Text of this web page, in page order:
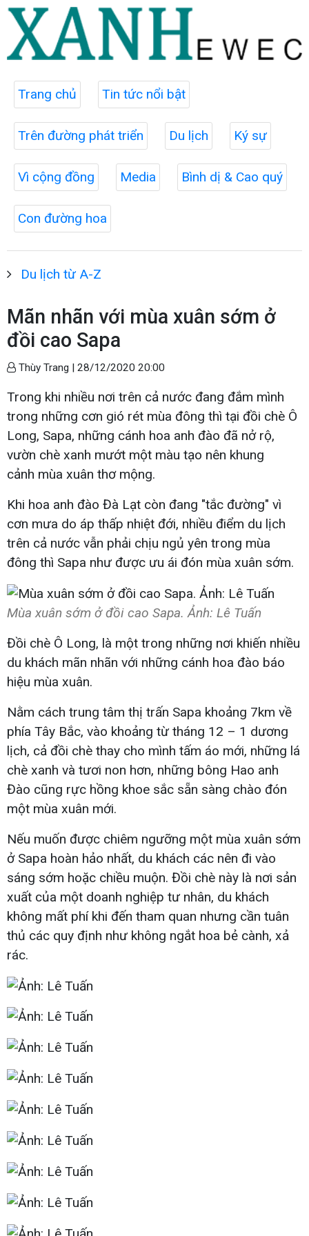
Trang chủ Tin tức nổi bật
Trên đường phát triển Du lịch Ký sự
Vì cộng đồng Media Bình dị & Cao quý
Con đường hoa
Du lịch từ A-Z
Mãn nhãn với mùa xuân sớm ở
đồi cao Sapa
Thùy Trang | 28/12/2020 20:00
Trong khi nhiều nơi trên cả nước đang đắm mình
trong những cơn gió rét mùa đông thì tại đồi chè Ô
Long, Sapa, những cánh hoa anh đào đã nở rộ,
vườn chè xanh mướt một màu tạo nên khung
cảnh mùa xuân thơ mộng.
Khi hoa anh đào Đà Lạt còn đang "tắc đường" vì
cơn mưa do áp thấp nhiệt đới, nhiều điểm du lịch
trên cả nước vẫn phải chịu ngủ yên trong mùa
đông thì Sapa như được ưu ái đón mùa xuân sớm.
Mùa xuân sớm ở đồi cao Sapa. Ảnh: Lê Tuấn
Đồi chè Ô Long, là một trong những nơi khiến nhiều
du khách mãn nhãn với những cánh hoa đào báo
hiệu mùa xuân.
Nằm cách trung tâm thị trấn Sapa khoảng 7km về
phía Tây Bắc, vào khoảng từ tháng 12 – 1 dương
lịch, cả đồi chè thay cho mình tấm áo mới, những lá
chè xanh và tươi non hơn, những bông Hao anh
Đào cũng rực hồng khoe sắc sẵn sàng chào đón
một mùa xuân mới.
Nếu muốn được chiêm ngưỡng một mùa xuân sớm
ở Sapa hoàn hảo nhất, du khách các nên đi vào
sáng sớm hoặc chiều muộn. Đồi chè này là nơi sản
xuất của một doanh nghiệp tư nhân, du khách
không mất phí khi đến tham quan nhưng cần tuân
thủ các quy định như không ngắt hoa bẻ cành, xả
rác.